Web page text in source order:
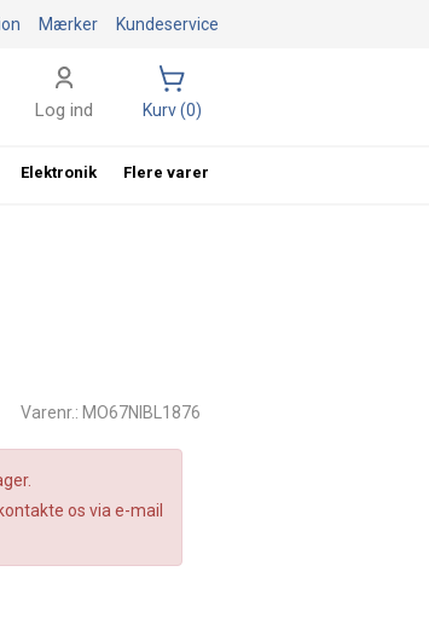
Varenr.: MO67NIBL1876
os via e-mail
Kundeservice
Mærker
Log ind Kurv (0)
Elektronik Flere varer